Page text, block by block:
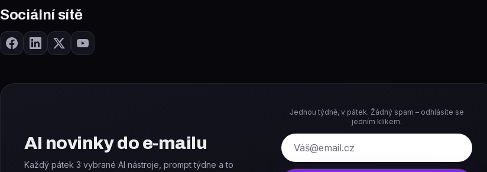
Sociální sítě
AI novinky do e-mailu
Každý pátek 3 vybrané AI nástroje, prompt týdne a to
Jednou týdně, v pátek. Žádný spam – odhlásíte se
jedním klikem.
E-mail